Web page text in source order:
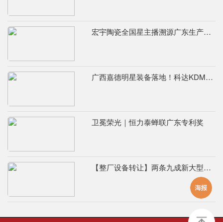
宏宇陶瓷全国星主播溯源广东生产基地，进阶ROI长效变现新路径
广西嘉德明星装备落地！科达KDM526连续球磨系统实力出圈
卫冕荣光｜恒力泰蝉联广东专利奖
【整厂设备转让】两条九成新大型辊道窑